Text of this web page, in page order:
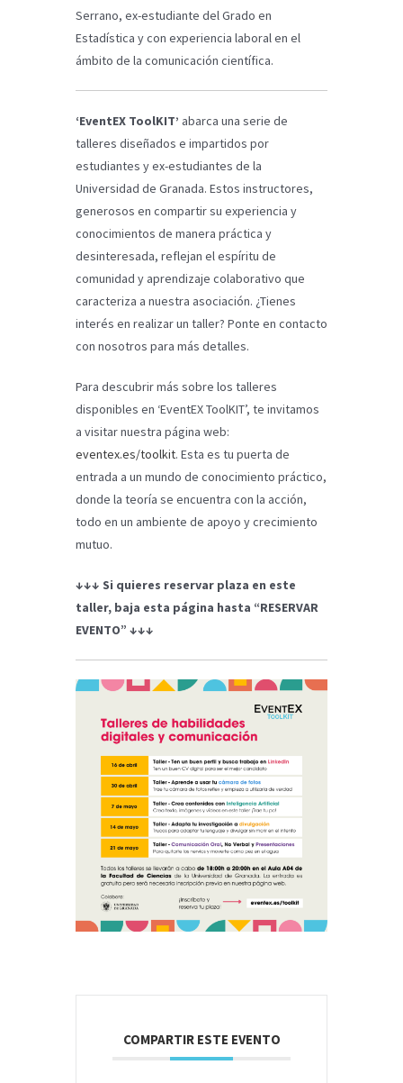
Serrano, ex-estudiante del Grado en
Estadística y con experiencia laboral en el
ámbito de la comunicación científica.
‘EventEX ToolKIT’ abarca una serie de
talleres diseñados e impartidos por
estudiantes y ex-estudiantes de la
Universidad de Granada. Estos instructores,
generosos en compartir su experiencia y
conocimientos de manera práctica y
desinteresada, reflejan el espíritu de
comunidad y aprendizaje colaborativo que
caracteriza a nuestra asociación. ¿Tienes
interés en realizar un taller? Ponte en contacto
con nosotros para más detalles.
Para descubrir más sobre los talleres
disponibles en ‘EventEX ToolKIT’, te invitamos
a visitar nuestra página web:
eventex.es/toolkit. Esta es tu puerta de
entrada a un mundo de conocimiento práctico,
donde la teoría se encuentra con la acción,
todo en un ambiente de apoyo y crecimiento
mutuo.
↓↓↓ Si quieres reservar plaza en este
taller, baja esta página hasta “RESERVAR
EVENTO” ↓↓↓
COMPARTIR ESTE EVENTO